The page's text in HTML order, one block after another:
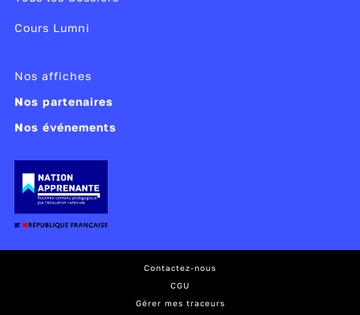
Cours Lumni
Nos affiches
Nos partenaires
Nos événements
Contactez-nous
CGU
Gérer mes traceurs